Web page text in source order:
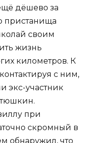
дёшево за
пристанища
своим
жизнь
километров. К
с ним,
экс-участник
при
скромный в
обнаружил, что